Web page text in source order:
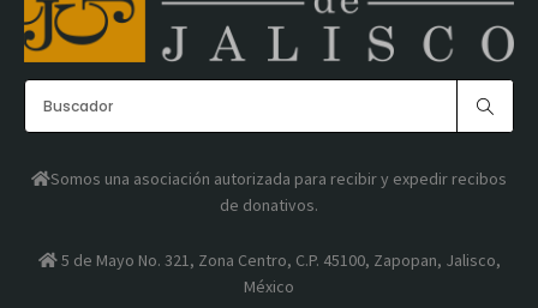
Somos una asociación autorizada para recibir y expedir recibos
de donativos.
5 de Mayo No. 321, Zona Centro, C.P. 45100, Zapopan, Jalisco,
México